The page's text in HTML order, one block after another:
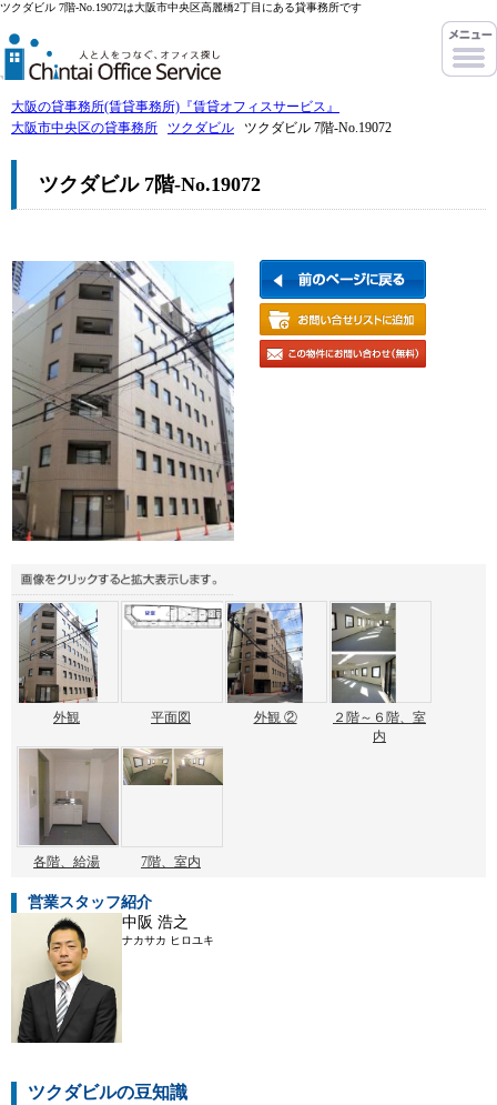
ツクダビル 7階-No.19072は大阪市中央区高麗橋2丁目にある貸事務所です
大阪の貸事務所(賃貸事務所)『賃貸オフィスサービス』
大阪市中央区の貸事務所
ツクダビル ツクダビル 7階-No.19072
ツクダビル 7階-No.19072
外観 平面図 外観 ②
２階～６階、室
内
各階、給湯 7階、室内
営業スタッフ紹介
中阪 浩之
ナカサカ ヒロユキ
ツクダビルの豆知識